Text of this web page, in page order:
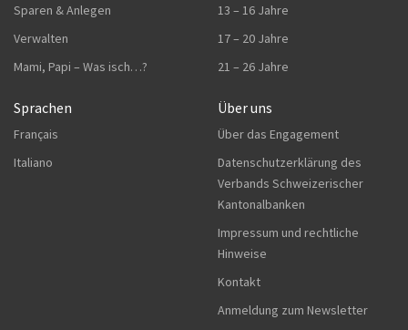
Sparen & Anlegen
Verwalten
Mami, Papi – Was isch…?
Sprachen
Français
Italiano
13 – 16 Jahre
17 – 20 Jahre
21 – 26 Jahre
Über uns
Über das Engagement
Datenschutzerklärung des
Verbands Schweizerischer
Kantonalbanken
Impressum und rechtliche
Hinweise
Kontakt
Anmeldung zum Newsletter